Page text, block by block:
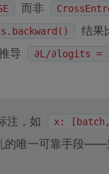
而非
结果
导 ∂L/∂logits =
注，如
x:
的唯一可靠手段——